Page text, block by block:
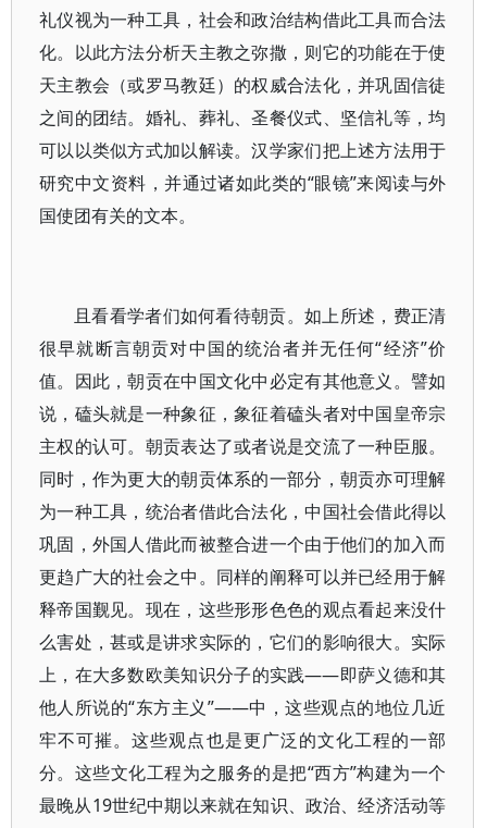
礼仪视为一种工具，社会和政治结构借此工具而合法
化。以此方法分析天主教之弥撒，则它的功能在于使
天主教会（或罗马教廷）的权威合法化，并巩固信徒
之间的团结。婚礼、葬礼、圣餐仪式、坚信礼等，均
可以以类似方式加以解读。汉学家们把上述方法用于
研究中文资料，并通过诸如此类的“眼镜”来阅读与外
国使团有关的文本。
且看看学者们如何看待朝贡。如上所述，费正清
很早就断言朝贡对中国的统治者并无任何“经济”价
值。因此，朝贡在中国文化中必定有其他意义。譬如
说，磕头就是一种象征，象征着磕头者对中国皇帝宗
主权的认可。朝贡表达了或者说是交流了一种臣服。
同时，作为更大的朝贡体系的一部分，朝贡亦可理解
为一种工具，统治者借此合法化，中国社会借此得以
巩固，外国人借此而被整合进一个由于他们的加入而
更趋广大的社会之中。同样的阐释可以并已经用于解
释帝国觐见。现在，这些形形色色的观点看起来没什
么害处，甚或是讲求实际的，它们的影响很大。实际
上，在大多数欧美知识分子的实践——即萨义德和其
他人所说的“东方主义”——中，这些观点的地位几近
牢不可摧。这些观点也是更广泛的文化工程的一部
分。这些文化工程为之服务的是把“西方”构建为一个
最晚从19世纪中期以来就在知识、政治、经济活动等